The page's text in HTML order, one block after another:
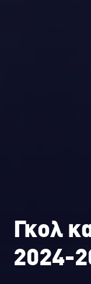
Γκολ
2024-